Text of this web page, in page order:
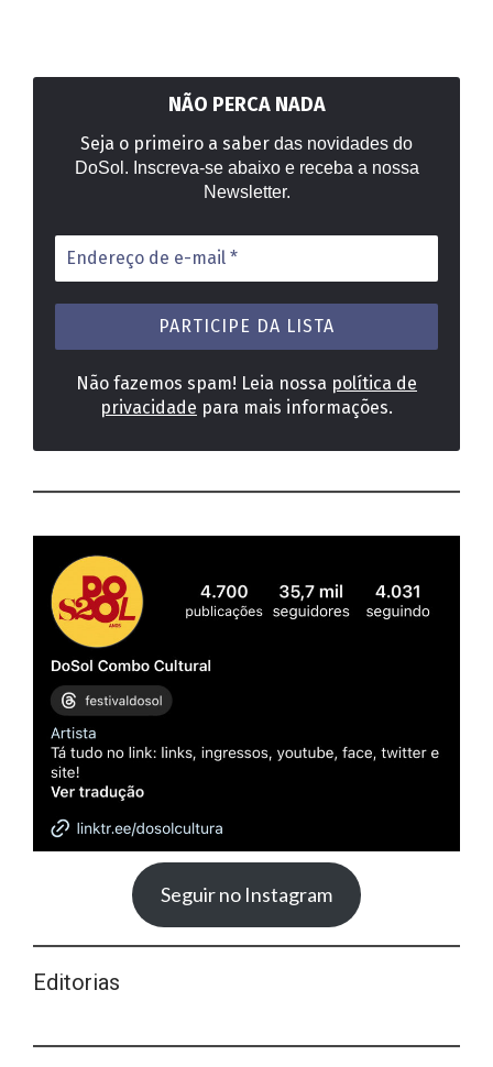
NÃO PERCA NADA
Seja o primeiro a saber das novidades do
DoSol. Inscreva-se abaixo e receba a nossa
Newsletter.
Endereço
de
e-
mail
Não fazemos spam! Leia nossa política de
privacidade para mais informações.
Seguir no Instagram
Editorias